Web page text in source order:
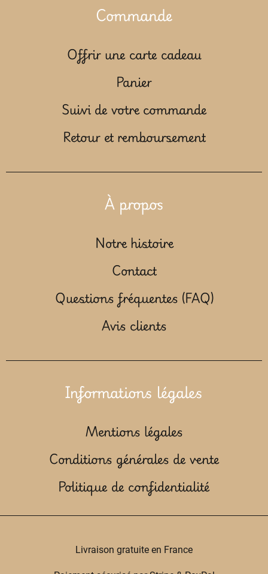
Commande
Offrir une carte cadeau
Panier
Suivi de votre commande
Retour et remboursement
À propos
Notre histoire
Contact
Questions fréquentes (FAQ)
Avis clients
Informations légales
Mentions légales
Conditions générales de vente
Politique de confidentialité
Livraison gratuite en France